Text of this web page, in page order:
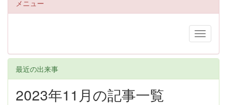
メニュー
最近の出来事
2023年11月の記事一覧